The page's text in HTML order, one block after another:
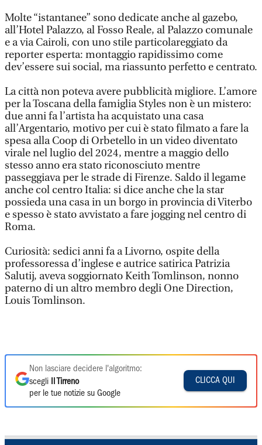
Molte “istantanee” sono dedicate anche al gazebo,
all’Hotel Palazzo, al Fosso Reale, al Palazzo comunale
e a via Cairoli, con uno stile particolareggiato da
reporter esperta: montaggio rapidissimo come
dev’essere sui social, ma riassunto perfetto e centrato.
La città non poteva avere pubblicità migliore. L’amore
per la Toscana della famiglia Styles non è un mistero:
due anni fa l’artista ha acquistato una casa
all’Argentario, motivo per cui è stato filmato a fare la
spesa alla Coop di Orbetello in un video diventato
virale nel luglio del 2024, mentre a maggio dello
stesso anno era stato riconosciuto mentre
passeggiava per le strade di Firenze. Saldo il legame
anche col centro Italia: si dice anche che la star
possieda una casa in un borgo in provincia di Viterbo
e spesso è stato avvistato a fare jogging nel centro di
Roma.
Curiosità: sedici anni fa a Livorno, ospite della
professoressa d’inglese e autrice satirica Patrizia
Salutij, aveva soggiornato Keith Tomlinson, nonno
paterno di un altro membro degli One Direction,
Louis Tomlinson.
Non lasciare decidere l'algoritmo:
scegli
Il Tirreno
per le tue notizie su Google
CLICCA QUI